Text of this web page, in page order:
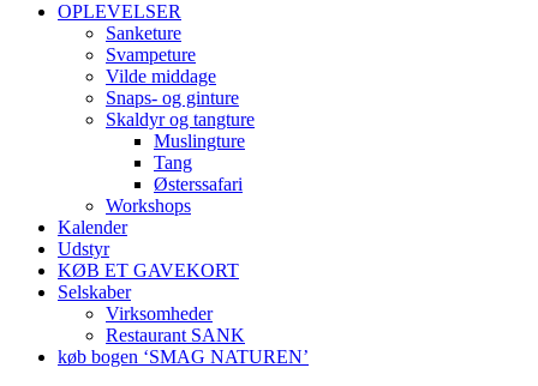
OPLEVELSER
Sanketure
Svampeture
Vilde middage
Snaps- og ginture
Skaldyr og tangture
Muslingture
Tang
Østerssafari
Workshops
Kalender
Udstyr
KØB ET GAVEKORT
Selskaber
Virksomheder
Restaurant SANK
køb bogen ‘SMAG NATUREN’